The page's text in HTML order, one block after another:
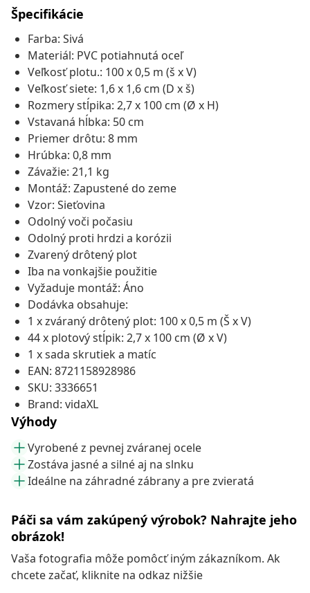
Špecifikácie
Farba: Sivá
Materiál: PVC potiahnutá oceľ
Veľkosť plotu.: 100 x 0,5 m (š x V)
Veľkosť siete: 1,6 x 1,6 cm (D x š)
Rozmery stĺpika: 2,7 x 100 cm (Ø x H)
Vstavaná hĺbka: 50 cm
Priemer drôtu: 8 mm
Hrúbka: 0,8 mm
Závažie: 21,1 kg
Montáž: Zapustené do zeme
Vzor: Sieťovina
Odolný voči počasiu
Odolný proti hrdzi a korózii
Zvarený drôtený plot
Iba na vonkajšie použitie
Vyžaduje montáž: Áno
Dodávka obsahuje:
1 x zváraný drôtený plot: 100 x 0,5 m (Š x V)
44 x plotový stĺpik: 2,7 x 100 cm (Ø x V)
1 x sada skrutiek a matíc
EAN: 8721158928986
SKU: 3336651
Brand: vidaXL
Výhody
Vyrobené z pevnej zváranej ocele
Zostáva jasné a silné aj na slnku
Ideálne na záhradné zábrany a pre zvieratá
Páči sa vám zakúpený výrobok? Nahrajte jeho
obrázok!
Vaša fotografia môže pomôcť iným zákazníkom. Ak
chcete začať, kliknite na odkaz nižšie